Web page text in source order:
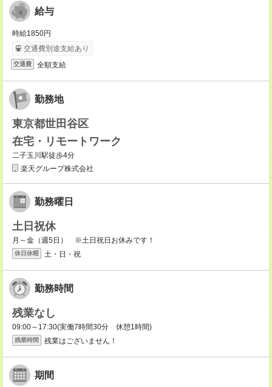
給与
時給1850円
交通費別途支給あり
交通費 全額支給
勤務地
東京都世田谷区
在宅・リモートワーク
二子玉川駅徒歩4分
楽天グループ株式会社
勤務曜日
土日祝休
月～金（週5日） ※土日祝日お休みです！
休日休暇 土・日・祝
勤務時間
残業なし
09:00～17:30(実働7時間30分 休憩1時間)
残業時間 残業はございません！
期間